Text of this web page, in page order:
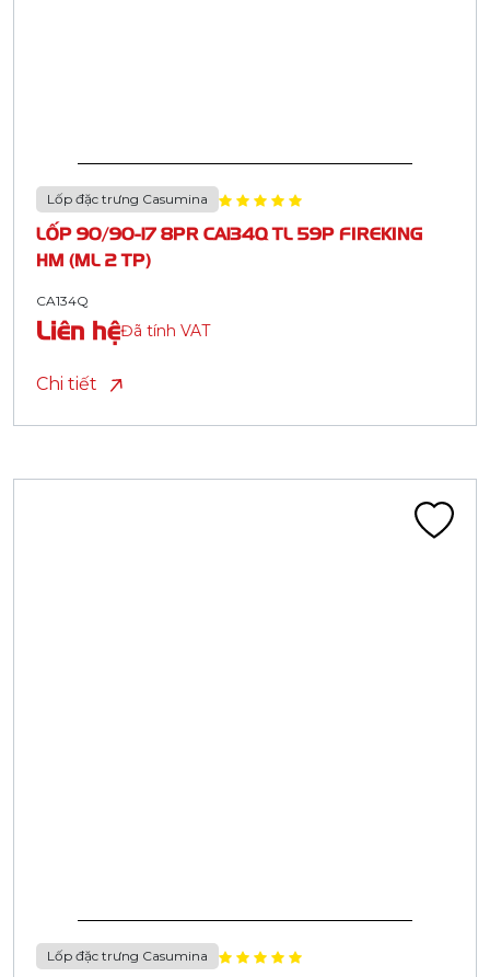
Lốp đặc trưng Casumina
LỐP 90/90-17 8PR CA134Q TL 59P FIREKING
HM (ML 2 TP)
CA134Q
Liên hệĐã tính VAT
Chi tiết
Lốp đặc trưng Casumina